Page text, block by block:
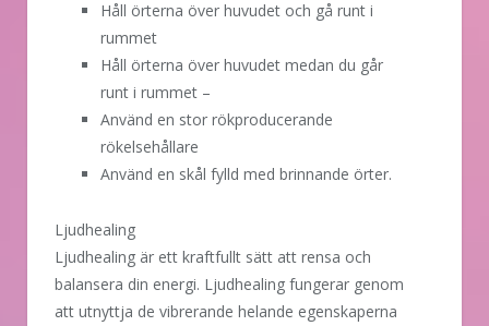
Håll örterna över huvudet och gå runt i
rummet
Håll örterna över huvudet medan du går
runt i rummet –
Använd en stor rökproducerande
rökelsehållare
Använd en skål fylld med brinnande örter.
Ljudhealing
Ljudhealing är ett kraftfullt sätt att rensa och
balansera din energi. Ljudhealing fungerar genom
att utnyttja de vibrerande helande egenskaperna